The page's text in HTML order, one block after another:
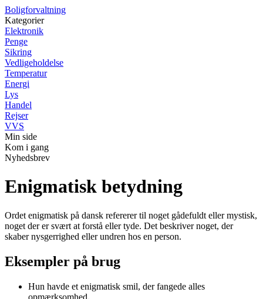
Boligforvaltning
Kategorier
Elektronik
Penge
Sikring
Vedligeholdelse
Temperatur
Energi
Lys
Handel
Rejser
VVS
Min side
Kom i gang
Nyhedsbrev
Enigmatisk betydning
Ordet enigmatisk på dansk refererer til noget gådefuldt eller mystisk,
noget der er svært at forstå eller tyde. Det beskriver noget, der
skaber nysgerrighed eller undren hos en person.
Eksempler på brug
Hun havde et enigmatisk smil, der fangede alles
opmærksomhed.